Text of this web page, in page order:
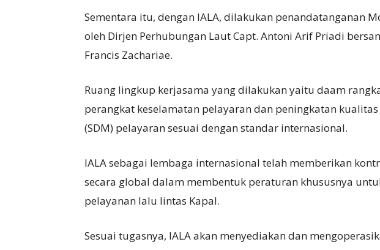
Sementara itu, dengan IALA, dilakukan penandatanganan
oleh Dirjen Perhubungan Laut Capt. Antoni Arif Priadi
Francis Zachariae.
Ruang lingkup kerjasama yang dilakukan yaitu daam
perangkat keselamatan pelayaran dan peningkatan
(SDM) pelayaran sesuai dengan standar internasional.
IALA sebagai lembaga internasional telah memberikan
secara global dalam membentuk peraturan khususnya
pelayanan lalu lintas Kapal.
Sesuai tugasnya, IALA akan menyediakan dan